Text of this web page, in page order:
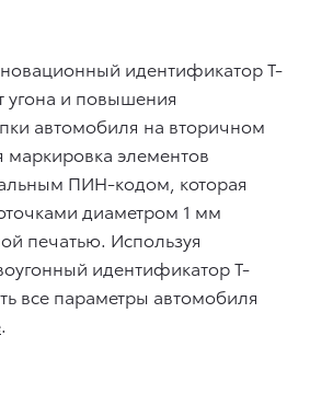
идентификатор T-
угона и повышения
автомобиля на вторичном
маркировка элементов
ПИН-кодом, которая
диаметром 1 мм
печатью. Используя
идентификатор T-
все параметры автомобиля
.